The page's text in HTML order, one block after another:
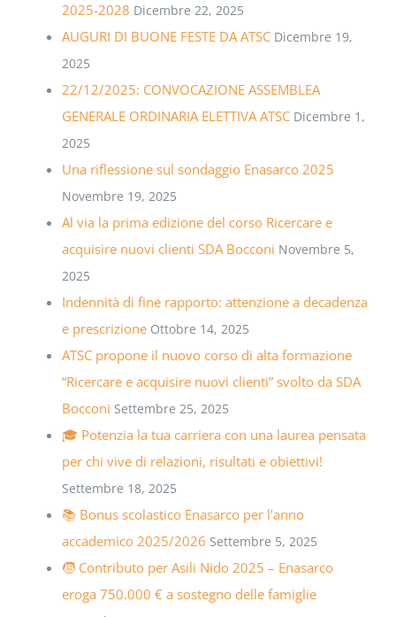
2025-2028 Dicembre 22, 2025
AUGURI DI BUONE FESTE DA ATSC Dicembre 19,
2025
22/12/2025: CONVOCAZIONE ASSEMBLEA
GENERALE ORDINARIA ELETTIVA ATSC Dicembre 1,
2025
Una riflessione sul sondaggio Enasarco 2025
Novembre 19, 2025
Al via la prima edizione del corso Ricercare e
acquisire nuovi clienti SDA Bocconi Novembre 5,
2025
Indennità di fine rapporto: attenzione a decadenza
e prescrizione Ottobre 14, 2025
ATSC propone il nuovo corso di alta formazione
“Ricercare e acquisire nuovi clienti” svolto da SDA
Bocconi Settembre 25, 2025
🎓 Potenzia la tua carriera con una laurea pensata
per chi vive di relazioni, risultati e obiettivi!
Settembre 18, 2025
📚 Bonus scolastico Enasarco per l’anno
accademico 2025/2026 Settembre 5, 2025
🧒 Contributo per Asili Nido 2025 – Enasarco
eroga 750.000 € a sostegno delle famiglie